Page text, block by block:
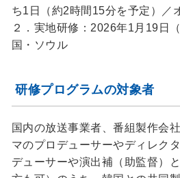
ち1日（約2時間15分を予定）／
２．実地研修：2026年1月19日
国・ソウル
研修プログラムの対象者
国内の放送事業者、番組製作会
マのプロデューサーやディレク
デューサーや演出補（助監督）